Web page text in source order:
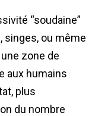
“soudaine”
singes, ou même
zone de
aux humains
plus
du nombre